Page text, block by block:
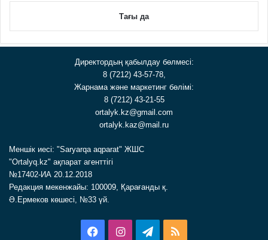
Тағы да
Директордың қабылдау бөлмесі:
8 (7212) 43-57-78,
Жарнама және маркетинг бөлімі:
8 (7212) 43-21-55
ortalyk.kz@gmail.com
ortalyk.kaz@mail.ru
Меншік иесі: "Saryarqa aqparat" ЖШС
"Ortalyq.kz" ақпарат агенттігі
№17402-ИА 20.12.2018
Редакция мекенжайы: 100009, Қарағанды қ.
Ә.Ермеков көшесі, №33 үй.
FacebookInstagramTelegram